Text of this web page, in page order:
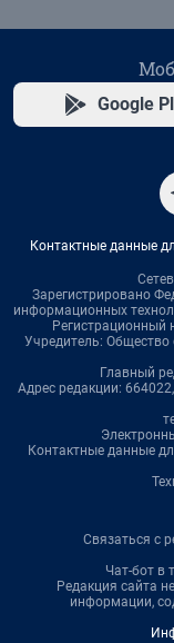
Google
Контактные данные
Зарегистрировано
информационных
Учредитель:
Главный
Адрес редакции:
Контактные данные
Связаться с
Чат-бот в
Редакция сайта
информации,